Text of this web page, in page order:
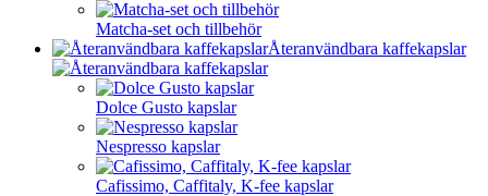
Matcha-set och tillbehör
Återanvändbara kaffekapslar
Dolce Gusto kapslar
Nespresso kapslar
Cafissimo, Caffitaly, K-fee kapslar